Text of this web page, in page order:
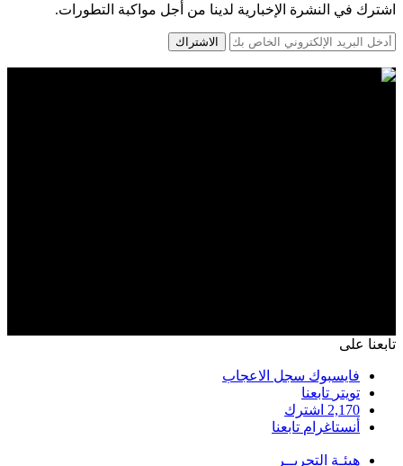
اشترك في النشرة الإخبارية لدينا من أجل مواكبة التطورات.
الاشتراك
تابعنا على
فايسبوك سجل الاعجاب
تويتر تابعنا
2,170 اشترك
أنستاغرام تابعنا
هيئـة التحريــر